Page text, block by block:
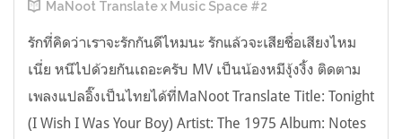
MaNoot Translate x Music Space #2
รักที่คิดว่าเราจะรักกันดีไหมนะ รักแล้วจะเสียชื่อเสียงไหม
เนี่ย หนีไปด้วยกันเถอะครับ MV เป็นน้องหมีงุ้งงิ้ง ติดตาม
เพลงแปลอิ๊งเป็นไทยได้ที่MaNoot Translate Title: Tonight
(I Wish I Was Your Boy) Artist: The 1975 Album: Notes